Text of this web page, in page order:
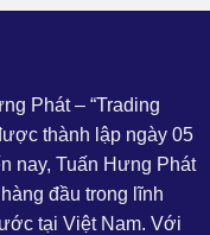
Phát – “Trading
thành lập ngày 05
nay, Tuấn Hưng Phát
đầu trong lĩnh
tại Việt Nam. Với